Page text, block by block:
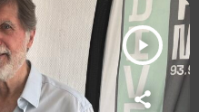
play_arrow